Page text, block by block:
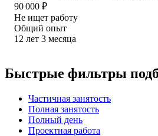
90 000 ₽
Не ищет работу
Общий опыт
12 лет 3 месяца
Быстрые фильтры
Частичная занятость
Полная занятость
Полный день
Проектная работа